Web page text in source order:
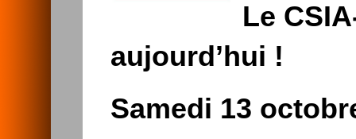
Le
aujourd’hui !
Samedi 13